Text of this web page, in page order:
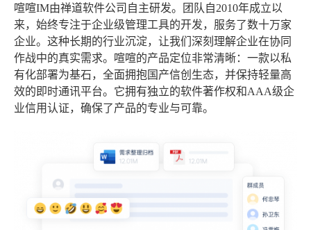
喧喧IM由禅道软件公司自主研发。团队自2010年成立以
来，始终专注于企业级管理工具的开发，服务了数十万家
企业。这种长期的行业沉淀，让我们深刻理解企业在协同
作战中的真实需求。喧喧的产品定位非常清晰：一款以私
有化部署为基石，全面拥抱国产信创生态，并保持轻量高
效的即时通讯平台。它拥有独立的软件著作权和AAA级企
业信用认证，确保了产品的专业与可靠。